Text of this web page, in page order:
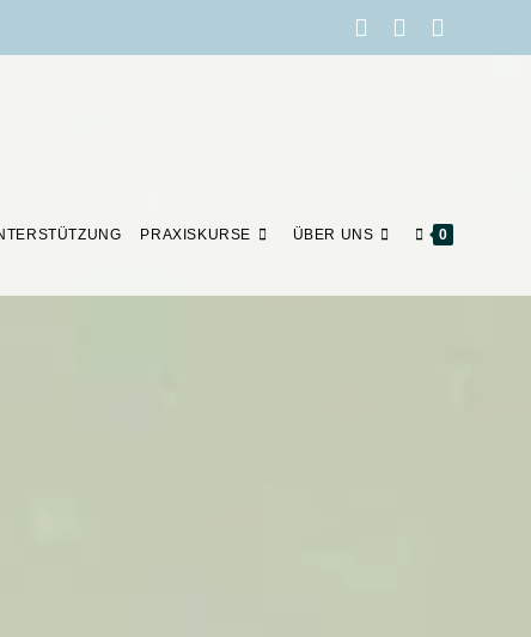
PRAXISKURSE ÜBER UNS 0